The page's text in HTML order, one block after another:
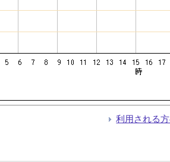
利用される